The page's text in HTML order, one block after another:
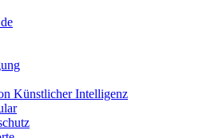
Künstlicher Intelligenz